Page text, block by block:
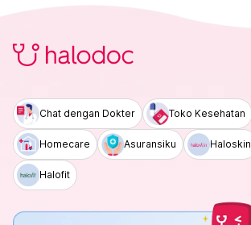
Chat dengan Dokter Toko Kesehatan
Homecare Asuransiku Haloskin
Halofit